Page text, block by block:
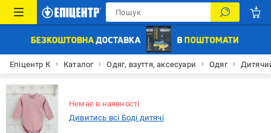
Епіцентр К Каталог Одяг, взуття, аксесуари Одяг
Немає в наявності
Дивитись всі Боді дитячі